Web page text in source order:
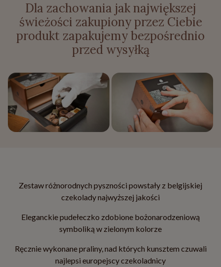
Dla zachowania jak największej
świeżości zakupiony przez Ciebie
produkt zapakujemy bezpośrednio
przed wysyłką
Zestaw różnorodnych pyszności powstały z belgijskiej
czekolady najwyższej jakości
Eleganckie pudełeczko zdobione bożonarodzeniową
symboliką w zielonym kolorze
Ręcznie wykonane praliny, nad których kunsztem czuwali
najlepsi europejscy czekoladnicy